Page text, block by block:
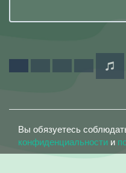
Вы обязуетесь
конфиденциальности и